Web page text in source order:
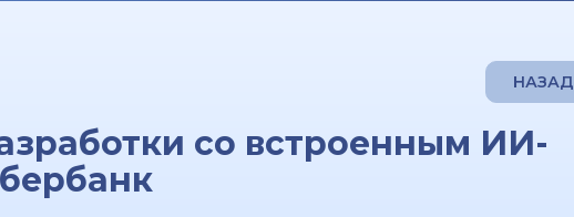
НАЗАД
со встроенным ИИ-